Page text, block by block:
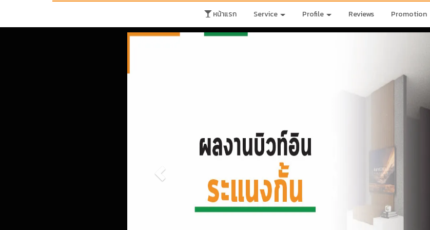
หน้าแรก Service Profile Reviews Promotion